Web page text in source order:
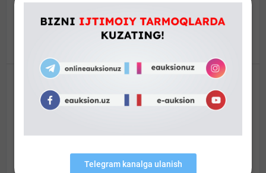
жойида ўрнатиш
texnik jihatdan murakkab
maishiy mahsulotlar, tez
buziladigan tovarlar, yengil
ishlov berilmagan, kelib chiqishi